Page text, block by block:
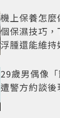
機上保養怎
個保濕技巧
浮腫還能維持
29歲男偶像
遭警方約談